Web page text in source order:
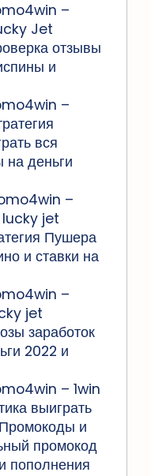
–
Jet
отзывы
и
–
вся
на деньги
–
lucky jet
Пушера
и ставки на
–
jet
заработок
2022 и
– 1win
выиграть
и
промокод
пополнения